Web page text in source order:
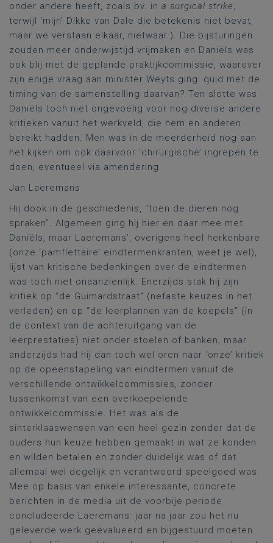
onder andere heeft, zoals bv. in a surgical strike,
terwijl ‘mijn’ Dikke van Dale die betekenis niet bevat,
maar we verstaan elkaar, nietwaar.). Die bijsturingen
zouden meer onderwijstijd vrijmaken en Daniëls was
ook blij met de geplande praktijkcommissie, waarover
zijn enige vraag aan minister Weyts ging: quid met de
timing van de samenstelling daarvan? Ten slotte was
Daniëls toch niet ongevoelig voor nog diverse andere
kritieken vanuit het werkveld, die hem en anderen
bereikt hadden. Men was in de meerderheid nog aan
het kijken om ook daarvoor ‘chirurgische’ ingrepen te
doen, eventueel via amendering.
Jan Laeremans
Hij dook in de geschiedenis, “toen de dieren nog
spraken”. Algemeen ging hij hier en daar mee met
Daniëls, maar Laeremans’, overigens heel herkenbare
(onze ‘pamflettaire’ eindtermenkranten, weet je wel),
lijst van kritische bedenkingen over de eindtermen
was toch niet onaanzienlijk. Enerzijds stak hij zijn
kritiek op “de Guimardstraat” (nefaste keuzes in het
verleden) en op “de leerplannen van de koepels” (in
de context van de achteruitgang van de
leerprestaties) niet onder stoelen of banken, maar
anderzijds had hij dan toch wel oren naar ‘onze’ kritiek
op de opeenstapeling van eindtermen vanuit de
verschillende ontwikkelcommissies, zonder
tussenkomst van een overkoepelende
ontwikkelcommissie. Het was als de
sinterklaaswensen van een heel gezin zonder dat de
ouders hun keuze hebben gemaakt in wat ze konden
en wilden betalen en zonder duidelijk was of dat
allemaal wel degelijk en verantwoord speelgoed was.
Mee op basis van enkele interessante, concrete
berichten in de media uit de voorbije periode
concludeerde Laeremans: jaar na jaar zou het nu
geleverde werk geëvalueerd en bijgestuurd moeten